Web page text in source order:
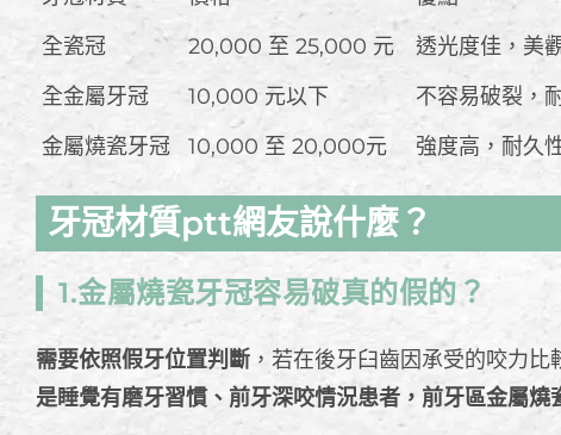
全瓷冠
20,000 至 25,000 元 透光度佳，美
全金屬牙冠
10,000 元以下 不容易破裂，
金屬燒瓷牙冠
10,000 至 20,000元 強度高，耐久
牙冠材質ptt網友說什麼？
1.金屬燒瓷牙冠容易破真的假的？
需要依照假牙位置判斷 ，若在後牙臼齒因承受的咬力
是睡覺有磨牙習慣、前牙深咬情況患者，前牙區金屬燒